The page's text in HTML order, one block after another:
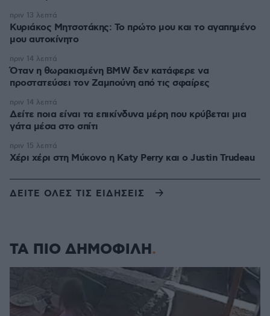
Κυριάκος Μητσοτάκης: Το πρώτο μου και το αγαπημένο
μου αυτοκίνητο
πριν 13 λεπτά
Όταν η θωρακισμένη BMW δεν κατάφερε να
προστατεύσει τον Ζαμπούνη από τις σφαίρες
πριν 14 λεπτά
Δείτε ποια είναι τα επικίνδυνα μέρη που κρύβεται μια
γάτα μέσα στο σπίτι
πριν 14 λεπτά
Χέρι χέρι στη Μύκονο η Katy Perry και ο Justin Trudeau
πριν 15 λεπτά
ΔΕΙΤΕ ΟΛΕΣ ΤΙΣ ΕΙΔΗΣΕΙΣ
ΤΑ ΠΙΟ ΔΗΜΟΦΙΛΗ